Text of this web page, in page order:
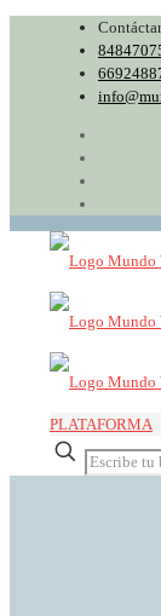
PLATAFORMA